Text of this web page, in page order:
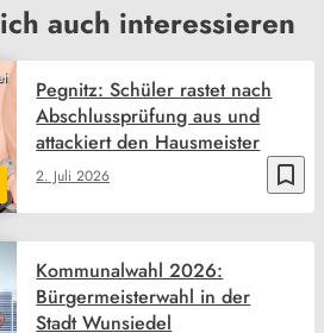
auch interessieren
bookmark_border
2. Juli 2026
Pegnitz: Schüler rastet nach
Abschlussprüfung aus und
attackiert den Hausmeister
Kommunalwahl 2026:
Bürgermeisterwahl in der
Stadt Wunsiedel